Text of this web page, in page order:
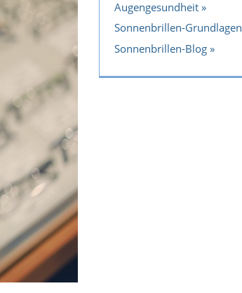
Augengesundheit
Sonnenbrillen-Grundlagen
Sonnenbrillen-Blog